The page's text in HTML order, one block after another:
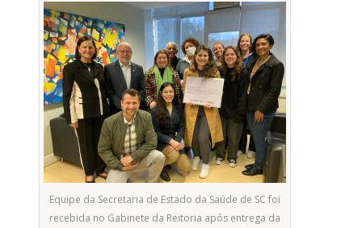
Equipe da Secretaria de Estado da Saúde de SC foi
recebida no Gabinete da Reitoria após entrega da